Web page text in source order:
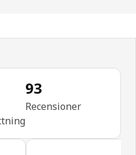
/ 5 stjärnor. Totalt antal
93
Recensioner